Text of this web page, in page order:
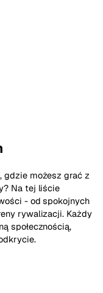
gdzie możesz grać z
Na tej liście
- od spokojnych
rywalizacji. Każdy
społecznością,